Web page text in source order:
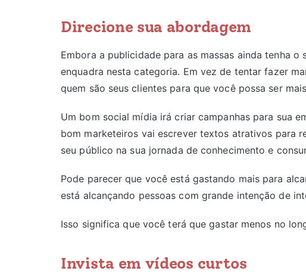
Direcione sua abordagem
Embora a publicidade para as massas ainda tenha o
enquadra nesta categoria. Em vez de tentar fazer
quem são seus clientes para que você possa ser
Um bom social mídia irá criar campanhas para sua
bom marketeiros vai escrever textos atrativos para
seu público na sua jornada de conhecimento e
Pode parecer que você está gastando mais para
está alcançando pessoas com grande intenção de
Isso significa que você terá que gastar menos no
Invista em vídeos curtos